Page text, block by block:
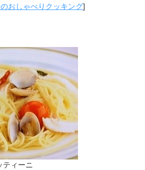
のおしゃべりクッキング]
ティーニ